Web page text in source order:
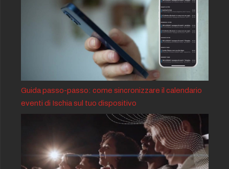
Guida passo-passo: come sincronizzare il calendario
eventi di Ischia sul tuo dispositivo